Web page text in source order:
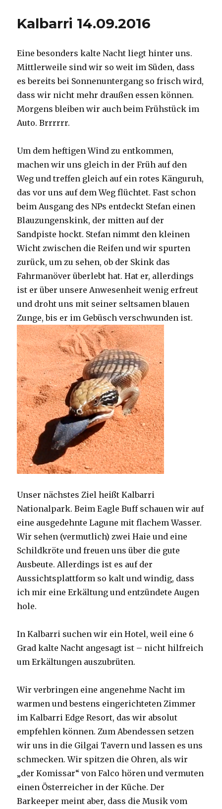
Kalbarri 14.09.2016
Eine besonders kalte Nacht liegt hinter uns.
Mittlerweile sind wir so weit im Süden, dass
es bereits bei Sonnenuntergang so frisch wird,
dass wir nicht mehr draußen essen können.
Morgens bleiben wir auch beim Frühstück im
Auto. Brrrrrr.
Um dem heftigen Wind zu entkommen,
machen wir uns gleich in der Früh auf den
Weg und treffen gleich auf ein rotes Känguruh,
das vor uns auf dem Weg flüchtet. Fast schon
beim Ausgang des NPs entdeckt Stefan einen
Blauzungenskink, der mitten auf der
Sandpiste hockt. Stefan nimmt den kleinen
Wicht zwischen die Reifen und wir spurten
zurück, um zu sehen, ob der Skink das
Fahrmanöver überlebt hat. Hat er, allerdings
ist er über unsere Anwesenheit wenig erfreut
und droht uns mit seiner seltsamen blauen
Zunge, bis er im Gebüsch verschwunden ist.
Unser nächstes Ziel heißt Kalbarri
Nationalpark. Beim Eagle Buff schauen wir auf
eine ausgedehnte Lagune mit flachem Wasser.
Wir sehen (vermutlich) zwei Haie und eine
Schildkröte und freuen uns über die gute
Ausbeute. Allerdings ist es auf der
Aussichtsplattform so kalt und windig, dass
ich mir eine Erkältung und entzündete Augen
hole.
In Kalbarri suchen wir ein Hotel, weil eine 6
Grad kalte Nacht angesagt ist – nicht hilfreich
um Erkältungen auszubrüten.
Wir verbringen eine angenehme Nacht im
warmen und bestens eingerichteten Zimmer
im Kalbarri Edge Resort, das wir absolut
empfehlen können. Zum Abendessen setzen
wir uns in die Gilgai Tavern und lassen es uns
schmecken. Wir spitzen die Ohren, als wir
„der Komissar“ von Falco hören und vermuten
einen Österreicher in der Küche. Der
Barkeeper meint aber, dass die Musik vom